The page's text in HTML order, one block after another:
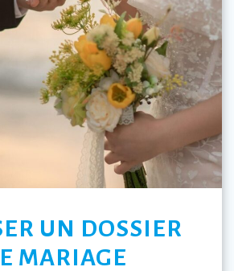
UN DOSSIER
MARIAGE